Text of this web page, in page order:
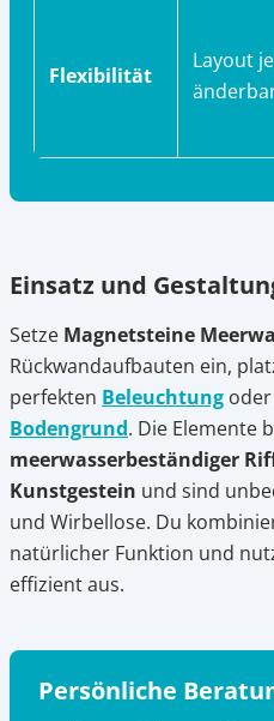
Flexibilität
Layout
Einsatz und
Setze Magnetsteine
Rückwandaufbauten ein,
perfekten Beleuchtung
Bodengrund. Die Elemente
meerwasserbeständiger
Kunstgestein und sind
und Wirbellose. Du
natürlicher Funktion und
effizient aus.
Persönliche